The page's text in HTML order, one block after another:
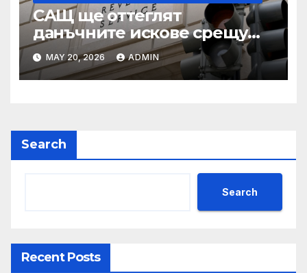
САЩ ще оттеглят
данъчните искове срещу
Тръмп „завинаги“ в
сделката за съдебно дело с
IRS
MAY 20, 2026 ADMIN
Search
Search
Recent Posts